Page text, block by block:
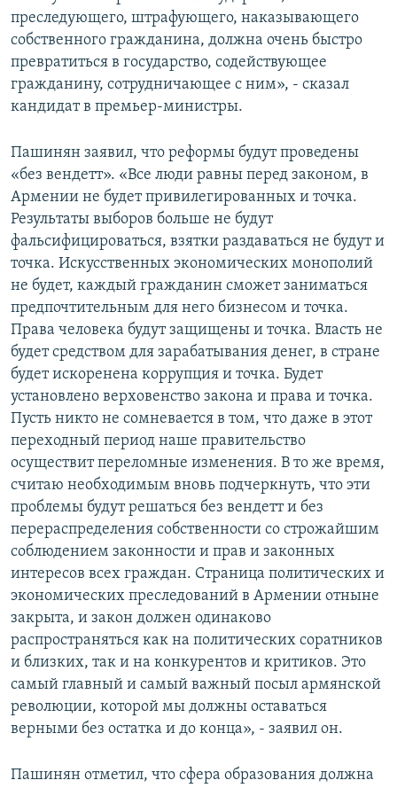
преследующего, штрафующего, наказывающего
собственного гражданина, должна очень быстро
превратиться в государство, содействующее
гражданину, сотрудничающее с ним», - сказал
кандидат в премьер-министры.
Пашинян заявил, что реформы будут проведены
«без вендетт». «Все люди равны перед законом, в
Армении не будет привилегированных и точка.
Результаты выборов больше не будут
фальсифицироваться, взятки раздаваться не будут и
точка. Искусственных экономических монополий
не будет, каждый гражданин сможет заниматься
предпочтительным для него бизнесом и точка.
Права человека будут защищены и точка. Власть не
будет средством для зарабатывания денег, в стране
будет искоренена коррупция и точка. Будет
установлено верховенство закона и права и точка.
Пусть никто не сомневается в том, что даже в этот
переходный период наше правительство
осуществит переломные изменения. В то же время,
считаю необходимым вновь подчеркнуть, что эти
проблемы будут решаться без вендетт и без
перераспределения собственности со строжайшим
соблюдением законности и прав и законных
интересов всех граждан. Страница политических и
экономических преследований в Армении отныне
закрыта, и закон должен одинаково
распространяться как на политических соратников
и близких, так и на конкурентов и критиков. Это
самый главный и самый важный посыл армянской
революции, которой мы должны оставаться
верными без остатка и до конца», - заявил он.
Пашинян отметил, что сфера образования должна